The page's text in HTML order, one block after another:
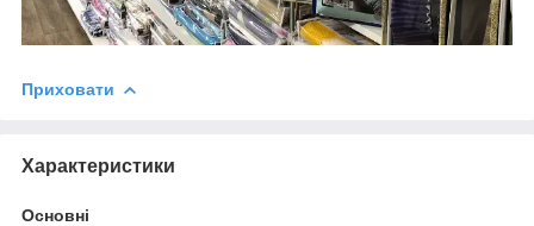
Приховати
Характеристики
Основні